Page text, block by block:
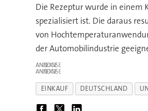
Die Rezeptur wurde in einem
spezialisiert ist. Die daraus
von
der Automobilindustrie
ANZEIGE
ANZEIGE
EINKAUF DEUTSCHLAND